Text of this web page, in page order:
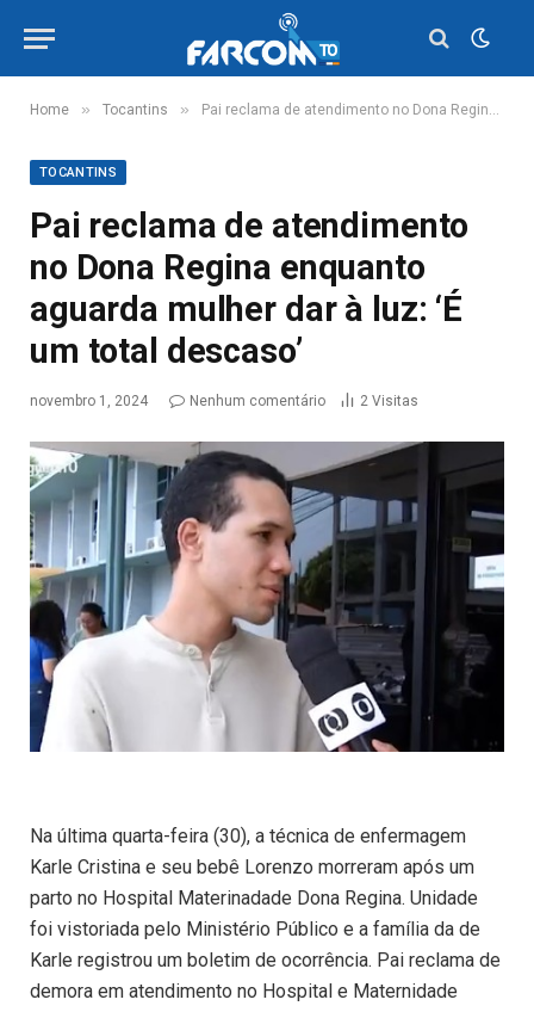
Home » Tocantins » Pai reclama de atendimento no Dona Regina enquanto aguarda mulher dar à luz: ‘É um total descaso’
TOCANTINS
Pai reclama de atendimento
no Dona Regina enquanto
aguarda mulher dar à luz: ‘É
um total descaso’
novembro 1, 2024 Nenhum comentário 2 Visitas
Na última quarta-feira (30), a técnica de enfermagem
Karle Cristina e seu bebê Lorenzo morreram após um
parto no Hospital Materinadade Dona Regina. Unidade
foi vistoriada pelo Ministério Público e a família da de
Karle registrou um boletim de ocorrência. Pai reclama de
demora em atendimento no Hospital e Maternidade